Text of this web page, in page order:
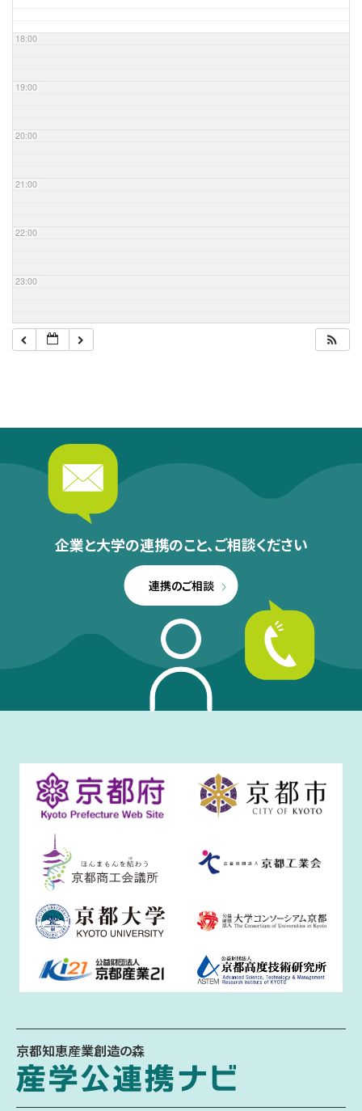
18:00
19:00
20:00
21:00
22:00
23:00
企業と大学の連携のこと、ご相談ください
連携のご相談
京都知恵産業創造の森